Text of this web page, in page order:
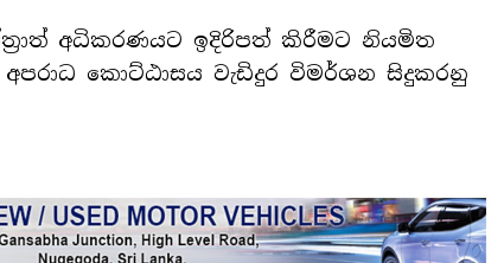
අධිකරණයට ඉදිරිපත් කිරීමට නියමිත
කොට්ඨාසය වැඩිදුර විමර්ශන සිදුකරනු